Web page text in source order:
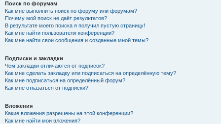
Поиск по форумам
Как мне выполнить поиск по форуму или форумам?
Почему мой поиск не даёт результатов?
В результате моего поиска я получил пустую страницу!
Как мне найти пользователя конференции?
Как мне найти свои сообщения и созданные мной темы?
Подписки и закладки
Чем закладки отличаются от подписок?
Как мне сделать закладку или подписаться на определённую тему?
Как мне подписаться на определённый форум?
Как мне отказаться от подписки?
Вложения
Какие вложения разрешены на этой конференции?
Как мне найти мои вложения?